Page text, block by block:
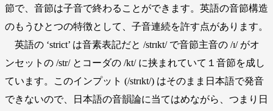
節で、音節は子音で終わることができます。英語の音節構造
のもうひとつの特徴として、子音連続を許す点があります。
英語の ‘strict’ は音素表記だと /strɪkt/ で音節主音の /ɪ/ がオ
ンセットの /str/ とコーダの /kt/ に挟まれていて１音節を成し
ています。このインプット (/strɪkt/) はそのまま日本語で発音
できないので、日本語の音韻論に当てはめながら、つまり日